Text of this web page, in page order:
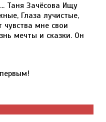
Таня Зачёсова Ищу
Глаза лучистые,
мне свои
мечты и сказки. Он